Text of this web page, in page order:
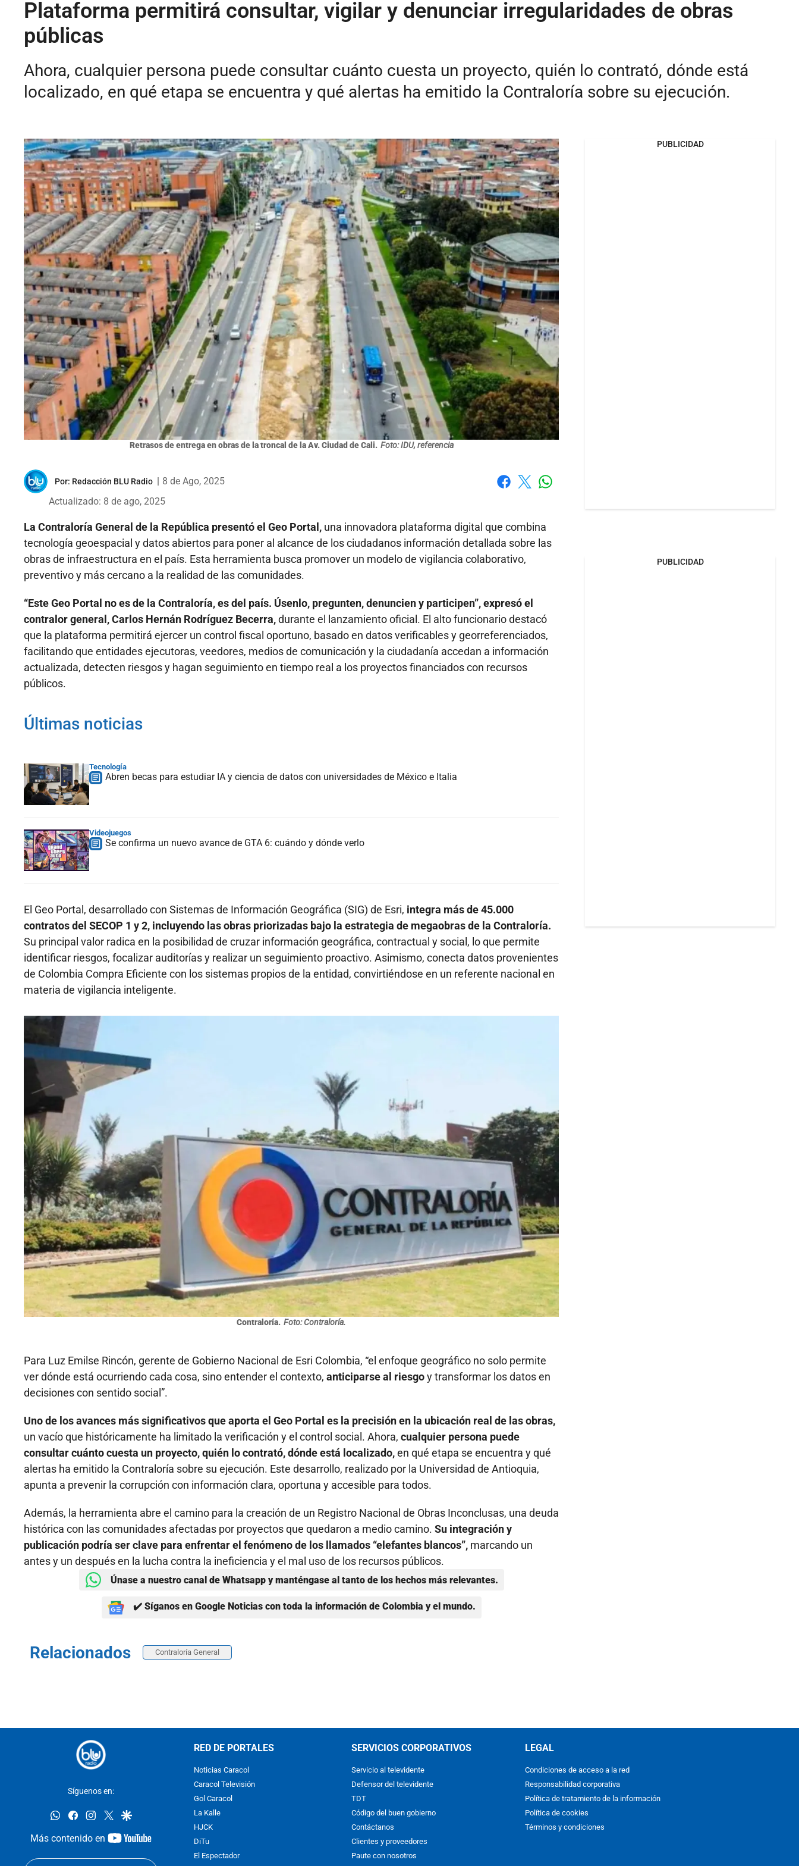
Plataforma permitirá consultar, vigilar y denunciar irregularidades de obras
públicas
Ahora, cualquier persona puede consultar cuánto cuesta un proyecto, quién lo contrató, dónde está
localizado, en qué etapa se encuentra y qué alertas ha emitido la Contraloría sobre su ejecución.
Retrasos de entrega en obras de la troncal de la Av. Ciudad de Cali. Foto: IDU, referencia
Por: Redacción BLU Radio
8 de Ago, 2025
Actualizado: 8 de ago, 2025
La Contraloría General de la República presentó el Geo Portal, una innovadora plataforma digital que combina
tecnología geoespacial y datos abiertos para poner al alcance de los ciudadanos información detallada sobre las
obras de infraestructura en el país. Esta herramienta busca promover un modelo de vigilancia colaborativo,
preventivo y más cercano a la realidad de las comunidades.
“Este Geo Portal no es de la Contraloría, es del país. Úsenlo, pregunten, denuncien y participen”, expresó el
contralor general, Carlos Hernán Rodríguez Becerra,durante el lanzamiento oficial. El alto funcionario destacó
que la plataforma permitirá ejercer un control fiscal oportuno, basado en datos verificables y georreferenciados,
facilitando que entidades ejecutoras, veedores, medios de comunicación y la ciudadanía accedan a información
actualizada, detecten riesgos y hagan seguimiento en tiempo real a los proyectos financiados con recursos
públicos.
Últimas noticias
Tecnología
Abren becas para estudiar IA y ciencia de datos con universidades de México e Italia
Videojuegos
Se confirma un nuevo avance de GTA 6: cuándo y dónde verlo
El Geo Portal, desarrollado con Sistemas de Información Geográfica (SIG) de Esri, integra más de 45.000
contratos del SECOP 1 y 2, incluyendo las obras priorizadas bajo la estrategia de megaobras de la Contraloría.
Su principal valor radica en la posibilidad de cruzar información geográfica, contractual y social, lo que permite
identificar riesgos, focalizar auditorías y realizar un seguimiento proactivo. Asimismo, conecta datos provenientes
de Colombia Compra Eficiente con los sistemas propios de la entidad, convirtiéndose en un referente nacional en
materia de vigilancia inteligente.
Contraloría. Foto: Contraloría.
Para Luz Emilse Rincón, gerente de Gobierno Nacional de Esri Colombia, “el enfoque geográfico no solo permite
ver dónde está ocurriendo cada cosa, sino entender el contexto, anticiparse al riesgoy transformar los datos en
decisiones con sentido social”.
Uno de los avances más significativos que aporta el Geo Portal es la precisión en la ubicación real de las obras,
un vacío que históricamente ha limitado la verificación y el control social. Ahora, cualquier persona puede
consultar cuánto cuesta un proyecto, quién lo contrató, dónde está localizado,en qué etapa se encuentra y qué
alertas ha emitido la Contraloría sobre su ejecución. Este desarrollo, realizado por la Universidad de Antioquia,
apunta a prevenir la corrupción con información clara, oportuna y accesible para todos.
Además, la herramienta abre el camino para la creación de un Registro Nacional de Obras Inconclusas, una deuda
histórica con las comunidades afectadas por proyectos que quedaron a medio camino. Su integración y
publicación podría ser clave para enfrentar el fenómeno de los llamados “elefantes blancos”, marcando un
antes y un después en la lucha contra la ineficiencia y el mal uso de los recursos públicos.
Únase a nuestro canal de Whatsapp y manténgase al tanto de los hechos más relevantes.
✔️ Síganos en Google Noticias con toda la información de Colombia y el mundo.
Relacionados Contraloría General
PUBLICIDAD
PUBLICIDAD
Síguenos en:
whatsappfacebookinstagram
twittergoogle
Más contenido en
youtube-
RED DE PORTALES
Noticias Caracol
Caracol Televisión
Gol Caracol
La Kalle
HJCK
DiTu
El Espectador
SERVICIOS CORPORATIVOS
Servicio al televidente
Defensor del televidente
TDT
Código del buen gobierno
Contáctanos
Clientes y proveedores
Paute con nosotros
LEGAL
Condiciones de acceso a la red
Responsabilidad corporativa
Política de tratamiento de la información
Política de cookies
Términos y condiciones